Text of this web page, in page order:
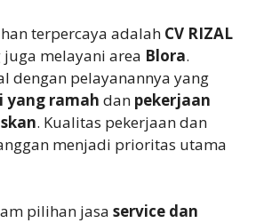
terpercaya adalah CV RIZAL
juga melayani area Blora.
dengan pelayanannya yang
yang ramah dan pekerjaan
. Kualitas pekerjaan dan
menjadi prioritas utama
pilihan jasa service dan